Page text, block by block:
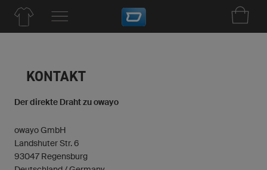
KONTAKT
Der direkte Draht zu owayo
owayo GmbH
Landshuter Str. 6
93047 Regensburg